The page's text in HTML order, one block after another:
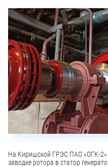
На Киришской ГРЭС ПАО «ОГК-
заводке ротора в статор